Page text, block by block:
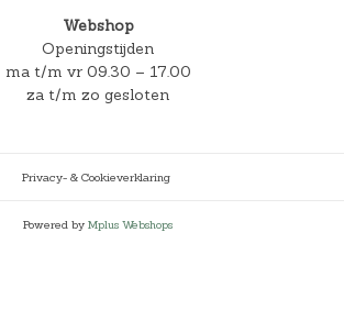
Webshop
Openingstijden
ma t/m vr 09.30 – 17.00
za t/m zo gesloten
Privacy- & Cookieverklaring
Powered by Mplus Webshops